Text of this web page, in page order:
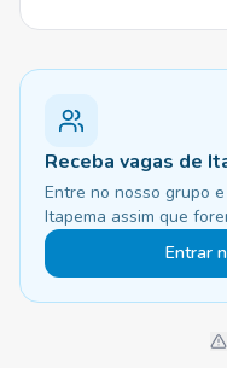
Receba vagas de
Entre no nosso grupo
Itapema assim que
Entrar